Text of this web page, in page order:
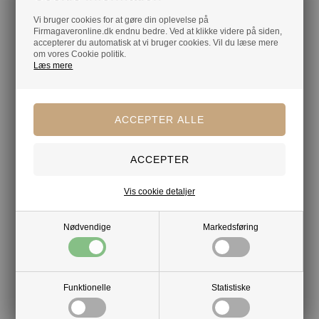
Vi bruger cookies for at gøre din oplevelse på
Firmagaveronline.dk endnu bedre. Ved at klikke videre på siden,
accepterer du automatisk at vi bruger cookies. Vil du læse mere
om vores Cookie politik.
Læs mere
Nødvendige Markedsføring
Funktionelle Statistiske
Vis cookie detaljer
Vælg voresbomuldspose med 800 g luksuschokolade
gave, der forenerstil, smag og ansvarlighed , og som vil blive
husket længe efter, chokoladen er nydt.
Gaven er pakket
videregive til jeres medarbejdere. Nemmere bliver det
Din tryghed
Gratis kort med hilsen og firmalogo